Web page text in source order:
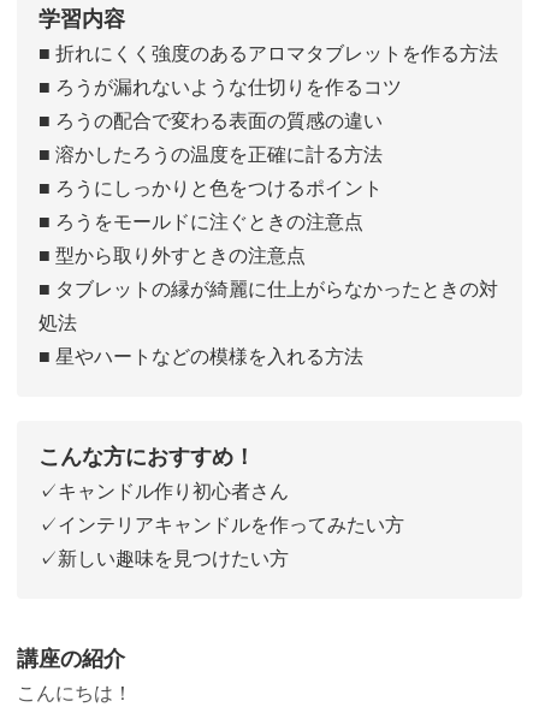
学習内容
■ 折れにくく強度のあるアロマタブレットを作る方法
■ ろうが漏れないような仕切りを作るコツ
■ ろうの配合で変わる表面の質感の違い
■ 溶かしたろうの温度を正確に計る方法
■ ろうにしっかりと色をつけるポイント
■ ろうをモールドに注ぐときの注意点
■ 型から取り外すときの注意点
■ タブレットの縁が綺麗に仕上がらなかったときの対
処法
■ 星やハートなどの模様を入れる方法
こんな方におすすめ！
✓キャンドル作り初心者さん
✓インテリアキャンドルを作ってみたい方
✓新しい趣味を見つけたい方
講座の紹介
こんにちは！